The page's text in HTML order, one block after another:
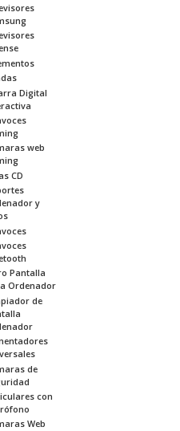
Digital
web
CD
y
Pantalla
Ordenador
de
de
con
Web